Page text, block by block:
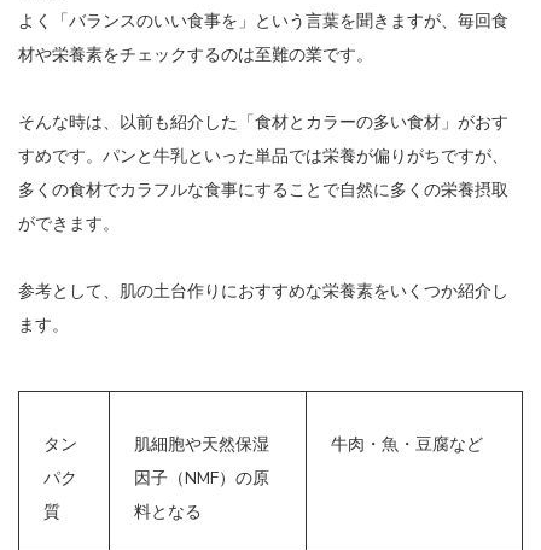
よく「バランスのいい食事を」という言葉を聞きますが、毎回食
材や栄養素をチェックするのは至難の業です。
そんな時は、以前も紹介した「食材とカラーの多い食材」がおす
すめです。パンと牛乳といった単品では栄養が偏りがちですが、
多くの食材でカラフルな食事にすることで自然に多くの栄養摂取
ができます。
参考として、肌の土台作りにおすすめな栄養素をいくつか紹介し
ます。
タン
パク
質
肌細胞や天然保湿
因子（NMF）の原
料となる
牛肉・魚・豆腐など